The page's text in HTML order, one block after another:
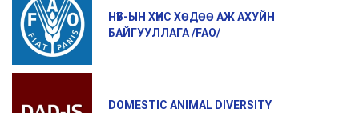
НҮБ-ЫН ХҮНС ХӨДӨӨ АЖ АХУЙН
БАЙГУУЛЛАГА /FAO/
DOMESTIC ANIMAL DIVERSITY